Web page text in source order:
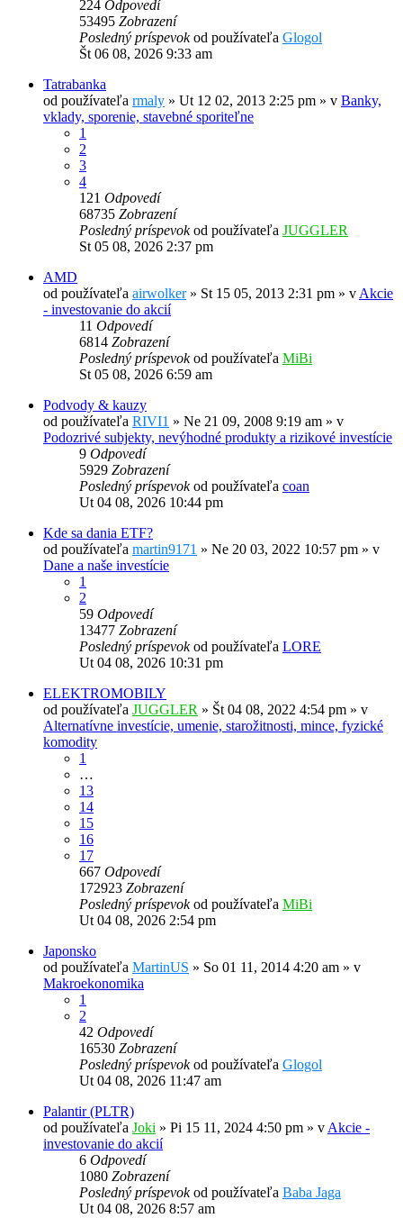
224 Odpovedí
53495 Zobrazení
Posledný príspevokod používateľa Glogol
Št 06 08, 2026 9:33 am
Tatrabanka
od používateľa rmaly » Ut 12 02, 2013 2:25 pm » v Banky,
vklady, sporenie, stavebné sporiteľne
1
2
3
4
121 Odpovedí
68735 Zobrazení
Posledný príspevokod používateľa JUGGLER
St 05 08, 2026 2:37 pm
AMD
od používateľa airwolker» St 15 05, 2013 2:31 pm » vAkcie
- investovanie do akcií
11 Odpovedí
6814 Zobrazení
Posledný príspevokod používateľa MiBi
St 05 08, 2026 6:59 am
Podvody & kauzy
od používateľa RIVI1 » Ne 21 09, 2008 9:19 am » v
Podozrivé subjekty, nevýhodné produkty a rizikové investície
9 Odpovedí
5929 Zobrazení
Posledný príspevokod používateľa coan
Ut 04 08, 2026 10:44 pm
Kde sa dania ETF?
od používateľa martin9171 » Ne 20 03, 2022 10:57 pm » v
Dane a naše investície
1
2
59 Odpovedí
13477 Zobrazení
Posledný príspevokod používateľa LORE
Ut 04 08, 2026 10:31 pm
ELEKTROMOBILY
od používateľa JUGGLER » Št 04 08, 2022 4:54 pm » v
Alternatívne investície, umenie, starožitnosti, mince, fyzické
komodity
1
…
13
14
15
16
17
667 Odpovedí
172923 Zobrazení
Posledný príspevokod používateľa MiBi
Ut 04 08, 2026 2:54 pm
Japonsko
od používateľa MartinUS » So 01 11, 2014 4:20 am » v
Makroekonomika
1
2
42 Odpovedí
16530 Zobrazení
Posledný príspevokod používateľa Glogol
Ut 04 08, 2026 11:47 am
Palantir (PLTR)
od používateľa Joki » Pi 15 11, 2024 4:50 pm » vAkcie -
investovanie do akcií
6 Odpovedí
1080 Zobrazení
Posledný príspevokod používateľa Baba Jaga
Ut 04 08, 2026 8:57 am